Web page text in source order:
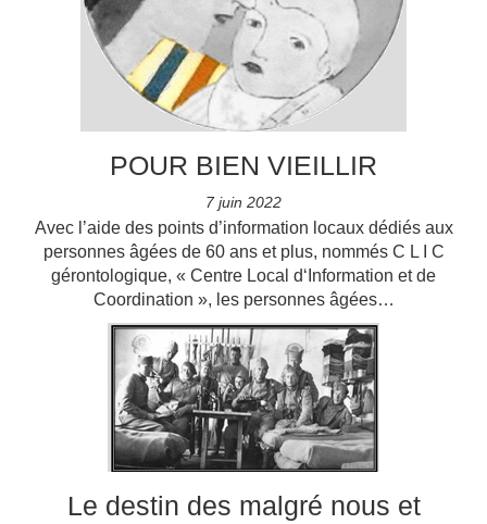
POUR BIEN VIEILLIR
7 juin 2022
Avec l’aide des points d’information locaux dédiés aux
personnes âgées de 60 ans et plus, nommés C L I C
gérontologique, « Centre Local d‘Information et de
Coordination », les personnes âgées…
Le destin des malgré nous et